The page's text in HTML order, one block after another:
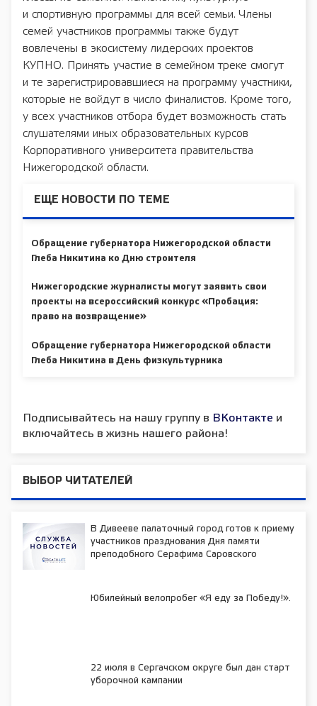
и спортивную программы для всей семьи. Члены
семей участников программы также будут
вовлечены в экосистему лидерских проектов
КУПНО. Принять участие в семейном треке смогут
и те зарегистрировавшиеся на программу участники,
которые не войдут в число финалистов. Кроме того,
у всех участников отбора будет возможность стать
слушателями иных образовательных курсов
Корпоративного университета правительства
Нижегородской области.
ЕЩЕ НОВОСТИ ПО ТЕМЕ
Обращение губернатора Нижегородской области
Глеба Никитина ко Дню строителя
Нижегородские журналисты могут заявить свои
проекты на всероссийский конкурс «Пробация:
право на возвращение»
Обращение губернатора Нижегородской области
Глеба Никитина в День физкультурника
Подписывайтесь на нашу группу в ВКонтакте и
включайтесь в жизнь нашего района!
ВЫБОР ЧИТАТЕЛЕЙ
В Дивееве палаточный город готов к приему
участников празднования Дня памяти
преподобного Серафима Саровского
Юбилейный велопробег «Я еду за Победу!».
22 июля в Сергачском округе был дан старт
уборочной кампании